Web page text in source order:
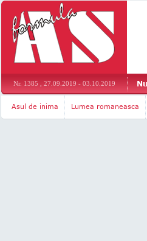
Nr. 1385 , 27.09.2019 - 03.10.2019
Asul de inima Lumea romaneasca